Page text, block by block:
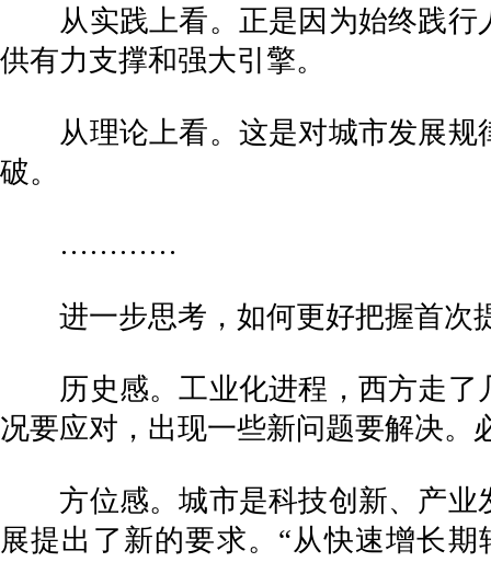
从实践上看。正是因为始终践行
供有力支撑和强大引擎。
从理论上看。这是对城市发展规
破。
…………
进一步思考，如何更好把握首次
历史感。工业化进程，西方走了
况要应对，出现一些新问题要解决。
方位感。城市是科技创新、产业
展提出了新的要求。“从快速增长